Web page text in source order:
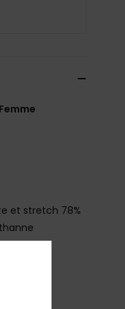
et stretch 78%